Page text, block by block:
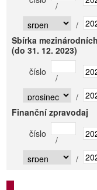
/
/
Sbírka
(do 31. 12. 2023)
číslo
/
/
Finanční zpravodaj
číslo
/
/